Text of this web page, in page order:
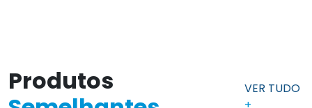
Produtos
VER TUDO